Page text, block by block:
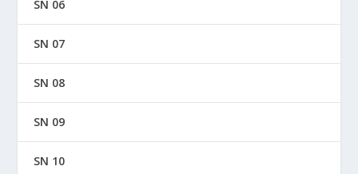
SN 06
SN 07
SN 08
SN 09
SN 10